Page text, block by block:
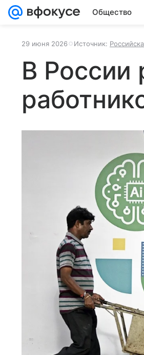
Общество
29 июня 2026 Источник:
В России